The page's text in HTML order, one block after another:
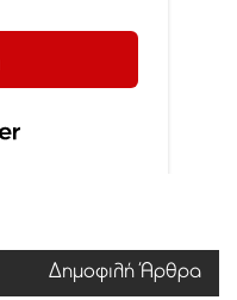
Δημοφιλή Άρθρα